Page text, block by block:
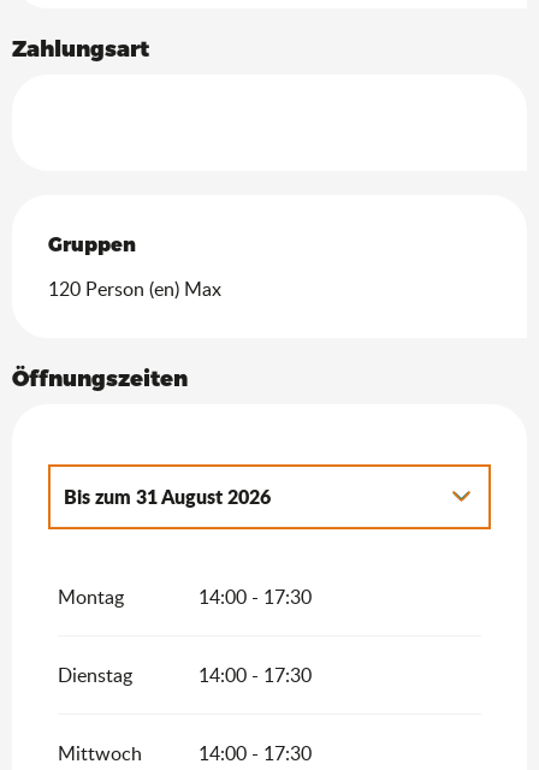
Zahlungsart
Gruppen
Gruppen
120 Person (en) Max
Öffnungszeiten
Bis zum 31 August 2026
vom 1 September 2026bis zum
Montag 14:00 - 17:30
Dienstag 14:00 - 17:30
Mittwoch 14:00 - 17:30